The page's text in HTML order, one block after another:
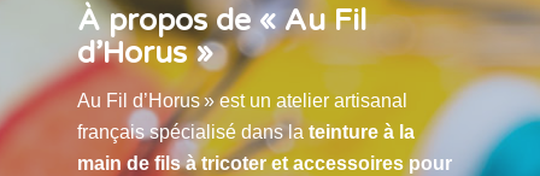
À propos de « Au Fil
d’Horus »
Au Fil d’Horus » est un atelier artisanal
français spécialisé dans la teinture à la
main de fils à tricoter et accessoires pour